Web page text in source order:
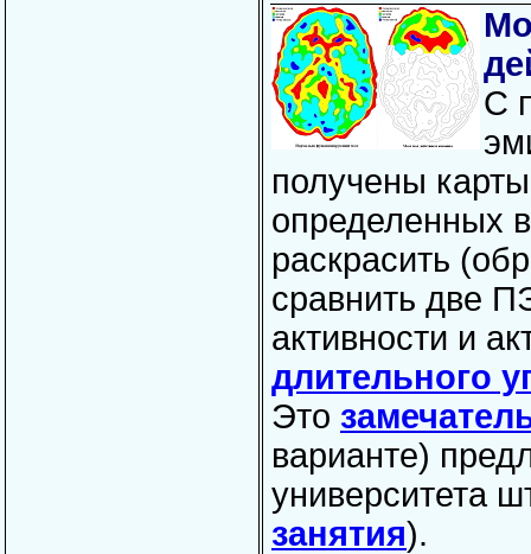
С
получены
определенных
раскрасить
сравнить две
активности и
длительного
Это
варианте)
университета
занятия).